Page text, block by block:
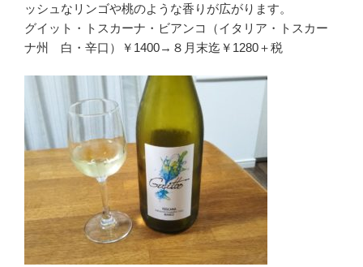
ッシュなリンゴや桃のような香りが広がります。
グイット・トスカーナ・ビアンコ（イタリア・トスカー
ナ州 白・辛口）￥1400→８月末迄￥1280＋税